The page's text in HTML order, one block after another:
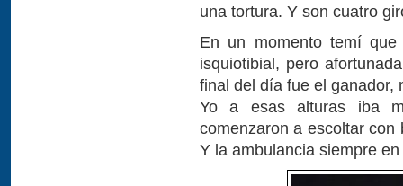
una tortura. Y son cuatro
En un momento temí
isquiotibial, pero
final del día fue el ganador,
Yo a esas alturas iba
comenzaron a escoltar
Y la ambulancia siempre